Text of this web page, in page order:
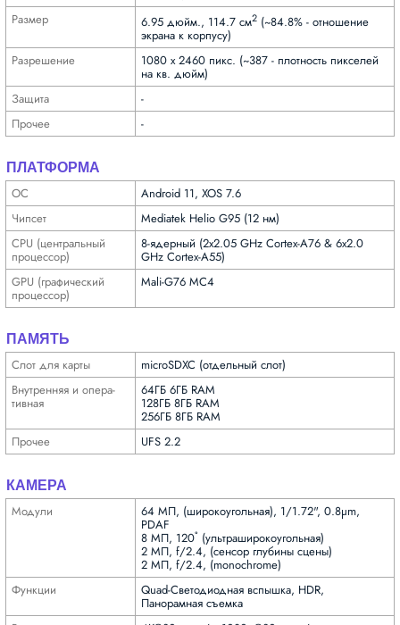
Размер
6.95 дюйм., 114.7 см2 (~84.8% - отношение
экрана к корпусу)
Разре­шение
1080 x 2460 пикс. (~387 - плотность пикселей
на кв. дюйм)
Защита
-
Прочее
-
ПЛАТФОРМА
ОС
Android 11, XOS 7.6
Чипсет
Mediatek Helio G95 (12 нм)
CPU (централь­ный
процес­сор)
8-ядерный (2x2.05 GHz Cortex-A76 & 6x2.0
GHz Cortex-A55)
GPU (графи­ческий
процес­сор)
Mali-G76 MC4
ПАМЯТЬ
Слот для карты
microSDXC (отдельный слот)
Внутрен­няя и опера­
тивная
64ГБ 6ГБ RAM
128ГБ 8ГБ RAM
256ГБ 8ГБ RAM
Прочее
UFS 2.2
КАМЕРА
Модули 64 МП, (широкоугольная), 1/1.72", 0.8µm,
PDAF
8 МП, 120˚ (ультра­широкоугольная)
2 МП, f/2.4, (сенсор глубины сцены)
2 МП, f/2.4, (monochrome)
Функ­ции
Quad-Светодиодная вспышка, HDR,
Панорамная съемка